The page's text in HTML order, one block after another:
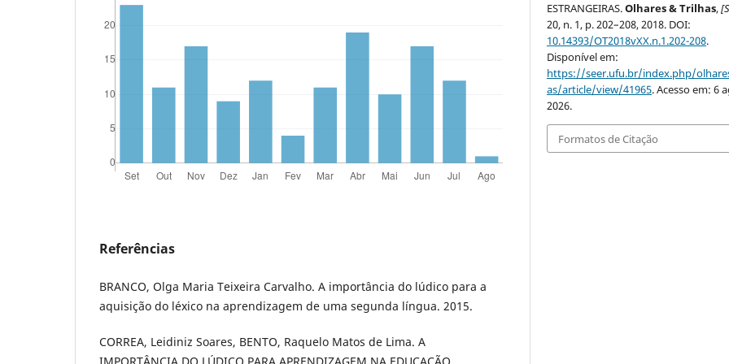
Referências
BRANCO, Olga Maria Teixeira Carvalho. A importância do lúdico para a
aquisição do léxico na aprendizagem de uma segunda língua. 2015.
CORREA, Leidiniz Soares, BENTO, Raquelo Matos de Lima. A
ESTRANGEIRAS.Olhares & Trilhas,
20, n. 1, p. 202–208, 2018. DOI:
10.14393/OT2018vXX.n.1.202-208.
Disponível em:
https://seer.ufu.br/index.php/
as/article/view/41965. Acesso em: 6
2026.
Formatos de Citação